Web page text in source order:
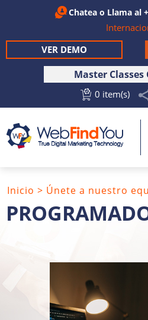
Chatea o Llama al
Master
0 item(s)
VER DEMO
Inicio > Únete a nuestro